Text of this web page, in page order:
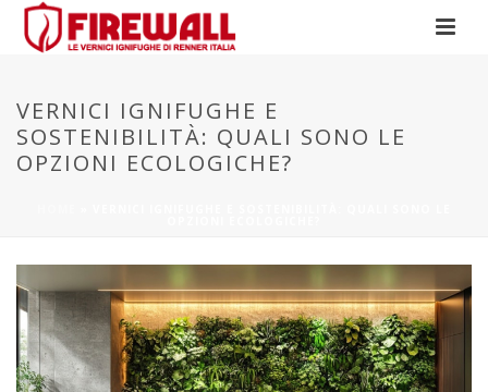
VERNICI IGNIFUGHE E
SOSTENIBILITÀ: QUALI SONO LE
OPZIONI ECOLOGICHE?